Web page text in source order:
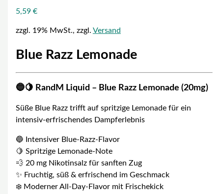
5,59 €
zzgl. 19% MwSt., zzgl. Versand
Blue Razz Lemonade
🔵🍋 RandM Liquid – Blue Razz Lemonade (20mg)
Süße Blue Razz trifft auf spritzige Lemonade für ein
intensiv-erfrischendes Dampferlebnis
🔵 Intensiver Blue-Razz-Flavor
🍋 Spritzige Lemonade-Note
💨 20 mg Nikotinsalz für sanften Zug
✨ Fruchtig, süß & erfrischend im Geschmack
❄️ Moderner All-Day-Flavor mit Frischekick